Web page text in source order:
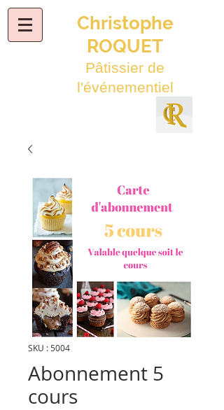
Christophe
ROQUET
Pâtissier de
l'événementiel
SKU : 5004
Abonnement 5
cours